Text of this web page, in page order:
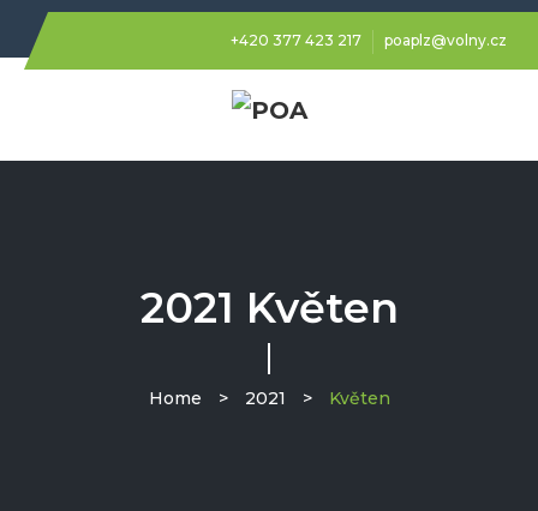
+420 377 423 217 poaplz@volny.cz
2021 Květen
Home > 2021 > Květen